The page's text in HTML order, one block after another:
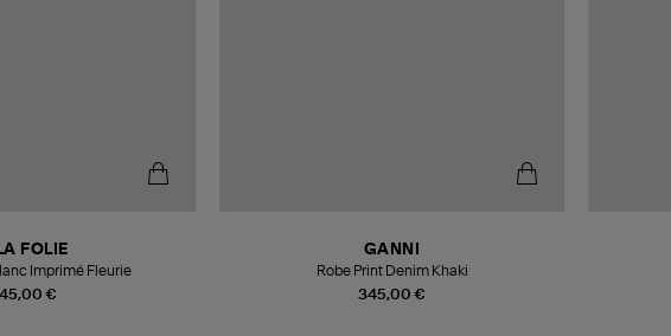
€
FOLIE
Imprimé Fleurie
345,00 €
GANNI
Robe Print Denim Khaki